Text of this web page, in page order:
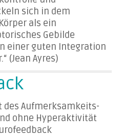
sich in dem
als ein
Gebilde
einer guten Integration
(Jean Ayres)
des Aufmerksamkeits-
ohne Hyperaktivität